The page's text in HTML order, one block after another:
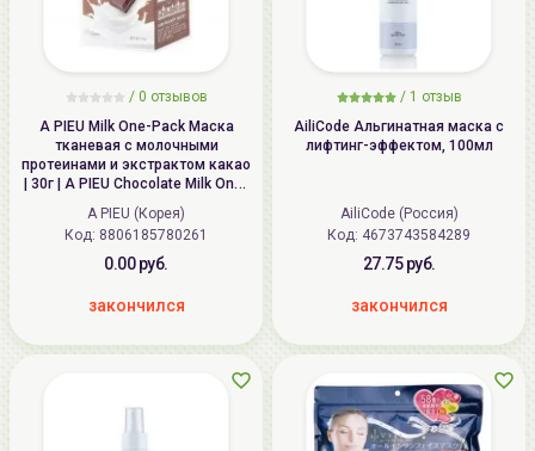
/ 0 отзывов
A PIEU Milk One-Pack Маска
тканевая с молочными
протеинами и экстрактом какао
| 30г | A PIEU Chocolate Milk One-
Pack
A PIEU (Корея)
Код: 8806185780261
0.00 руб.
закончился
/ 1 отзыв
AiliCode Альгинатная маска с
лифтинг-эффектом, 100мл
AiliCode (Россия)
Код: 4673743584289
27.75 руб.
закончился